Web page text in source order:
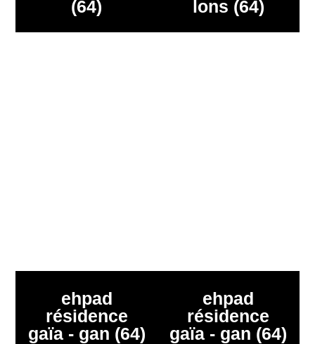
(64) lons (64)
ehpad
résidence
gaïa - gan (64)
ehpad
résidence
gaïa - gan (64)